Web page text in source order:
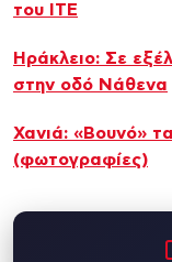
του ΙΤΕ
Ηράκλειο: Σε
στην οδό Νάθενα
Χανιά: «Βουνό»
(φωτογραφίες)